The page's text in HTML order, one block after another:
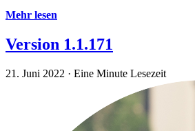
Mehr lesen
Version 1.1.171
21. Juni 2022 · Eine Minute Lesezeit